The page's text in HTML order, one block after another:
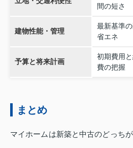
間の短さ
建物性能・管理
最新基準
省エネ
予算と将来計画
初期費用
費の把握
まとめ
マイホームは新築と中古のどっち